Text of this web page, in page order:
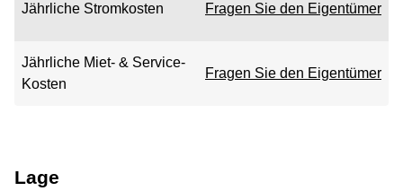
Jährliche Stromkosten Fragen Sie den Eigentümer
Jährliche Miet- & Service-
Kosten
Fragen Sie den Eigentümer
Lage